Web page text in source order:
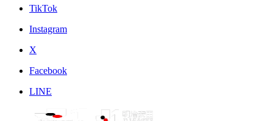
TikTok
Instagram
X
Facebook
LINE